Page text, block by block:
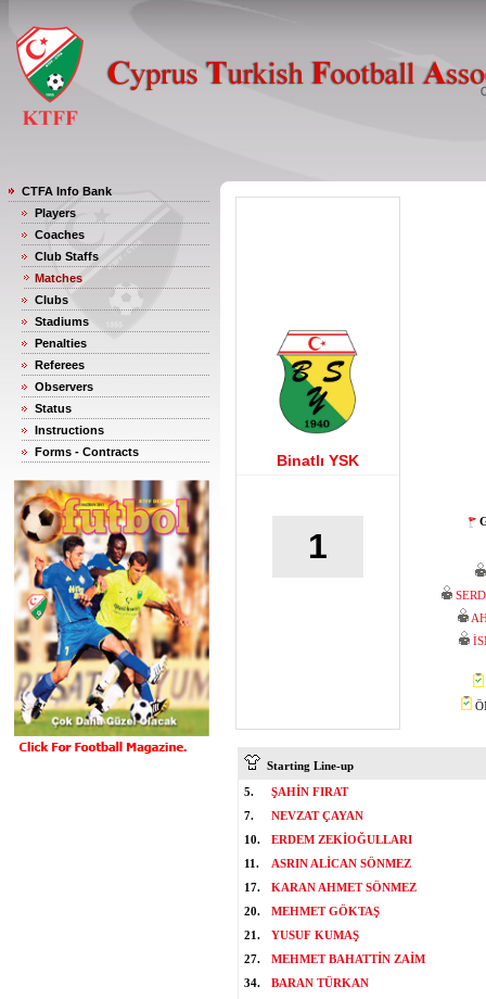
CTFA Info Bank
Players
Coaches
Club Staffs
Matches
Clubs
Stadiums
Penalties
Referees
Observers
Status
Instructions
Forms - Contracts
Binatlı YSK
1
Starting Line-up
5.
ŞAHİN FIRAT
7.
NEVZAT ÇAYAN
10.
ERDEM ZEKİOĞULLARI
11.
ASRIN ALİCAN SÖNMEZ
17.
KARAN AHMET SÖNMEZ
20.
MEHMET GÖKTAŞ
21.
YUSUF KUMAŞ
27.
MEHMET BAHATTİN ZAİM
34.
BARAN TÜRKAN